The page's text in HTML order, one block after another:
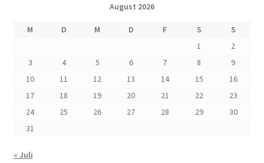
August 2026
M D M D F S
S
1
2
3
4 5 6 7 8
9
10
11 12 13 14 15
16
17
18 19 20 21 22
23
24
25 26 27 28 29
30
31
« Juli